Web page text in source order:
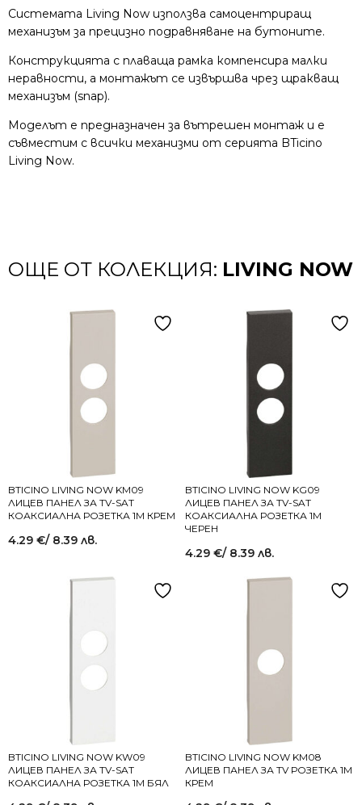
Системата Living Now използва самоцентриращ
механизъм за прецизно подравняване на бутоните.
Конструкцията с плаваща рамка компенсира малки
неравности, а монтажът се извършва чрез щракващ
механизъм (snap).
Моделът е предназначен за вътрешен монтаж и е
съвместим с всички механизми от серията BTicino
Living Now.
ОЩЕ ОТ КОЛЕКЦИЯ: LIVING NOW
BTICINO LIVING NOW KM09
ЛИЦЕВ ПАНЕЛ ЗА TV-SAT
КОАКСИАЛНА РОЗЕТКА 1M КРЕМ
4.29 €/ 8.39 лв.
BTICINO LIVING NOW KG09
ЛИЦЕВ ПАНЕЛ ЗА TV-SAT
КОАКСИАЛНА РОЗЕТКА 1M
ЧЕРЕН
4.29 €/ 8.39 лв.
BTICINO LIVING NOW KW09
ЛИЦЕВ ПАНЕЛ ЗА TV-SAT
КОАКСИАЛНА РОЗЕТКА 1M БЯЛ
BTICINO LIVING NOW KM08
ЛИЦЕВ ПАНЕЛ ЗА TV РОЗЕТКА 1M
КРЕМ